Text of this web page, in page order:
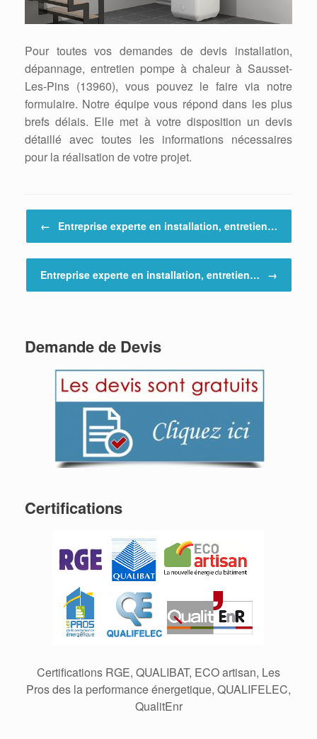
Pour toutes vos demandes de devis installation,
dépannage, entretien pompe à chaleur à Sausset-
Les-Pins (13960), vous pouvez le faire via notre
formulaire. Notre équipe vous répond dans les plus
brefs délais. Elle met à votre disposition un devis
détaillé avec toutes les informations nécessaires
pour la réalisation de votre projet.
← Entreprise experte en installation, entretien…
Entreprise experte en installation, entretien… →
Demande de Devis
Certifications
Certifications RGE, QUALIBAT, ECO artisan, Les
Pros des la performance énergetique, QUALIFELEC,
QualitEnr